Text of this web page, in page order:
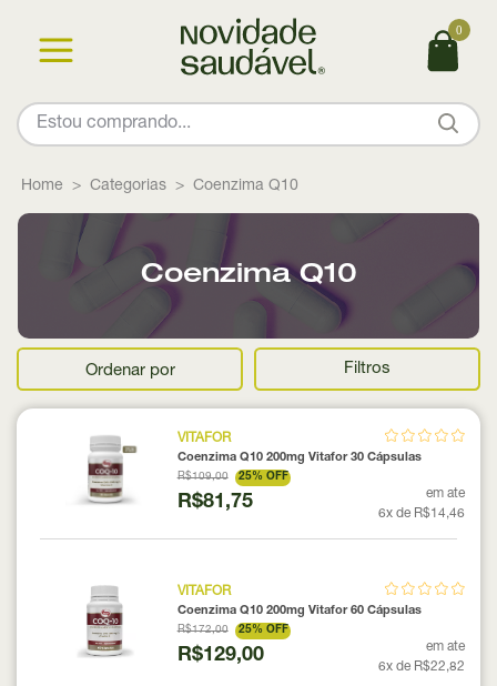
0
Home Categorias Coenzima Q10
Coenzima Q10
Ordenar por Filtros
VITAFOR
Coenzima Q10 200mg Vitafor 30 Cápsulas
R$109,00 25% OFF
R$81,75
em ate
6x de R$14,46
VITAFOR
Coenzima Q10 200mg Vitafor 60 Cápsulas
R$172,00 25% OFF
R$129,00
em ate
6x de R$22,82